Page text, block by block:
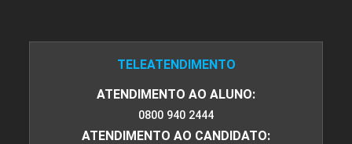
TELEATENDIMENTO
ATENDIMENTO AO ALUNO:
0800 940 2444
ATENDIMENTO AO CANDIDATO: